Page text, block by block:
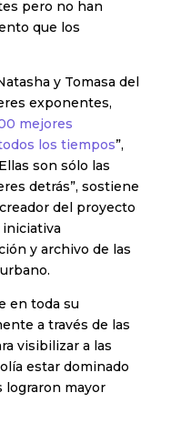
pero no han
que los
y Tomasa del
exponentes,
mejores
los tiempos”,
son sólo las
detrás”, sostiene
del proyecto
iniciativa
y archivo de las
en toda su
a través de las
visibilizar a las
estar dominado
lograron mayor